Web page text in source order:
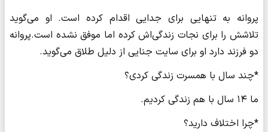
پروانه به تنهایی برای جدایی اقدام کرده ‌است. او می‌گوید
تلاشش را برای نجات زندگی‌اش کرده اما موفق نشده است.پروانه
دو فرزند دارد او برای سایت جنایی از دلیل طلاق می‌گوید.
*چند سال با همسرت زندگی کردی؟
ما ۱۴ سال با هم زندگی کردیم.
*چرا اختلاف دارید؟